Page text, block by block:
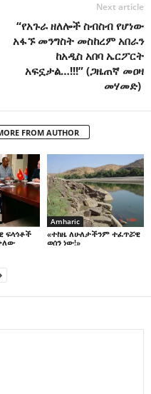
Next article
“የአጉራ ዘለሎች ስብስብ የሆነው
አፋኙ መንግስት መስከረም አበራን
ከአዲስ አበባ ኤርፖርት
አፍኗታል…!!!” (ጋዜጠኛ መዐዛ
መሃመድ)
FROM AUTHOR
ፍላጎቶች
Amharic
«ተከዜ ለሁለታችንም ተፈጥሯዊ
ወሰን ነው!»